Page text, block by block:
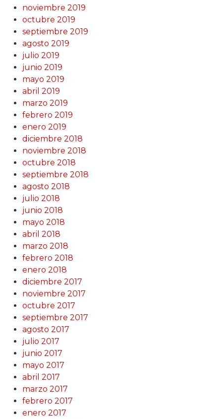
noviembre 2019
octubre 2019
septiembre 2019
agosto 2019
julio 2019
junio 2019
mayo 2019
abril 2019
marzo 2019
febrero 2019
enero 2019
diciembre 2018
noviembre 2018
octubre 2018
septiembre 2018
agosto 2018
julio 2018
junio 2018
mayo 2018
abril 2018
marzo 2018
febrero 2018
enero 2018
diciembre 2017
noviembre 2017
octubre 2017
septiembre 2017
agosto 2017
julio 2017
junio 2017
mayo 2017
abril 2017
marzo 2017
febrero 2017
enero 2017